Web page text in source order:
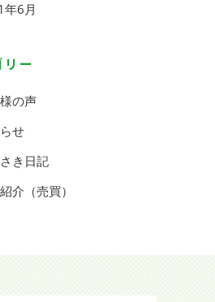
6月
ー
の声
せ
き日記
介（売買）